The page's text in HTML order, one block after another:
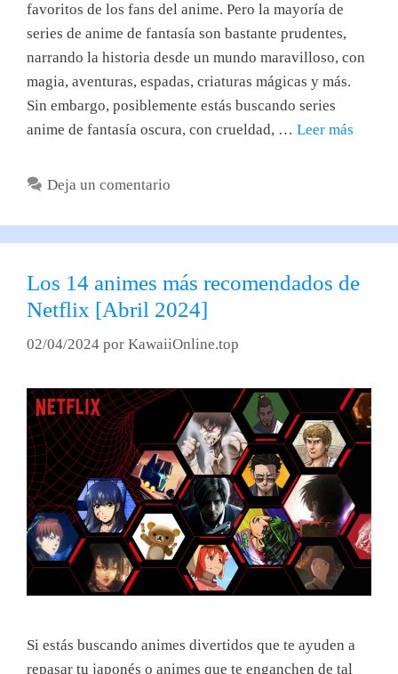
favoritos de los fans del anime. Pero la mayoría de
series de anime de fantasía son bastante prudentes,
narrando la historia desde un mundo maravilloso, con
magia, aventuras, espadas, criaturas mágicas y más.
Sin embargo, posiblemente estás buscando series
anime de fantasía oscura, con crueldad, … Leer más
Deja un comentario
Los 14 animes más recomendados de
Netflix [Abril 2024]
02/04/2024 por KawaiiOnline.top
Si estás buscando animes divertidos que te ayuden a
repasar tu japonés o animes que te enganchen de tal